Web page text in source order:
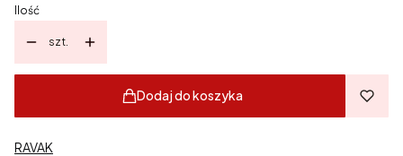
Ilość
szt.
Dodaj do koszyka
RAVAK